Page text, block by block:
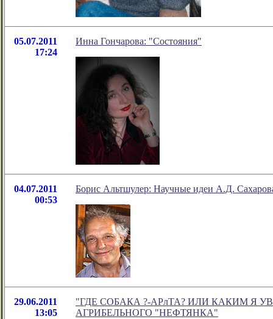
05.07.2011
17:24
Инна Гончарова: "Состояния"
04.07.2011
00:53
Борис Альтшулер: Научные идеи А.Д.
29.06.2011
13:05
"ГДЕ СОБАКА ?-АРлТА? ИЛИ КАКИМ Я
АГРИБЕЛЬНОГО "НЕФТЯНКА"